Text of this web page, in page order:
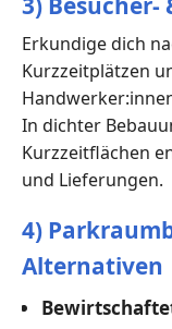
Erkundige dich
Kurzzeitplätzen
In dichter
Kurzzeitflächen
und Lieferungen.
4)
Alternativen